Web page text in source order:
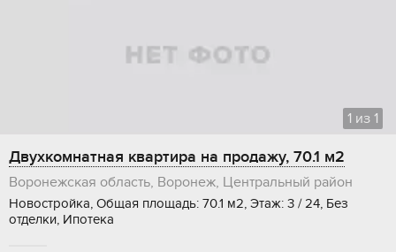
1 из 1
Двухкомнатная квартира на продажу, 70.1 м2
Воронежская область, Воронеж, Центральный район
Новостройка, Общая площадь: 70.1 м2, Этаж: 3 / 24, Без
отделки, Ипотека